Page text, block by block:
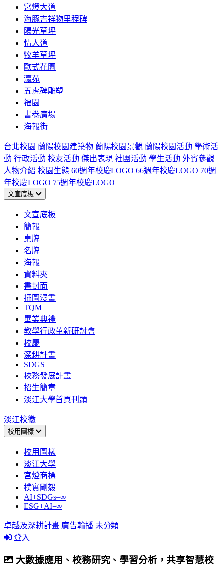
宮燈大道
海豚吉祥物里程碑
陽光草坪
情人道
牧羊草坪
歐式花園
瀛苑
五虎碑雕塑
福園
書卷廣場
海報街
台北校園 蘭陽校園建築物 蘭陽校園景觀 蘭陽校園活動 學術活
動 行政活動 校友活動 傑出表現 社團活動 學生活動 外賓參觀
人物介紹 校園生態 60週年校慶LOGO 66週年校慶LOGO 70週
年校慶LOGO 75週年校慶LOGO
文宣底板
文宣底板
簡報
桌牌
名牌
海報
資料夾
書封面
插圖漫畫
TQM
畢業典禮
教學行政革新研討會
校慶
深耕計畫
SDGS
校務發展計畫
招生簡章
淡江大學首頁刊頭
淡江校徽
校用圖樣
校用圖樣
淡江大學
宮燈商標
樸實剛毅
AI+SDGs=∞
ESG+AI=∞
卓越及深耕計畫 廣告輪播 未分類
登入
大數據應用、校務研究、學習分析，共享智慧校